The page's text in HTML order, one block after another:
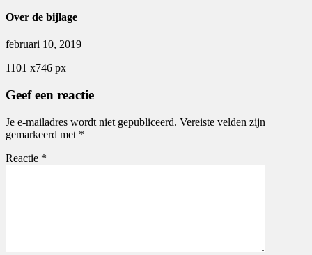
Over de bijlage
februari 10, 2019
1101 x746 px
Geef een reactie
Je e-mailadres wordt niet gepubliceerd. Vereiste velden zijn
gemarkeerd met *
Reactie *